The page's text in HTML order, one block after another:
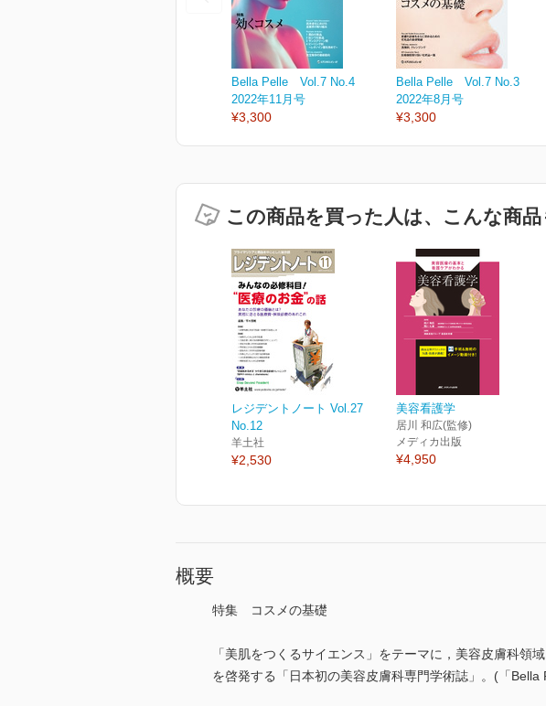
Bella Pelle Vol.7 No.4
2022年11月号
¥3,300
Bella Pelle Vol.7 No.3
2022年8月号
¥3,300
この商品を買った人は、こんな商品
レジデントノート Vol.27
No.12
羊土社
¥2,530
美容看護学
居川 和広(監修)
メディカ出版
¥4,950
概要
特集 コスメの基礎
「美肌をつくるサイエンス」をテーマに，美容皮膚科
を啓発する「日本初の美容皮膚科専門学術誌」。(「